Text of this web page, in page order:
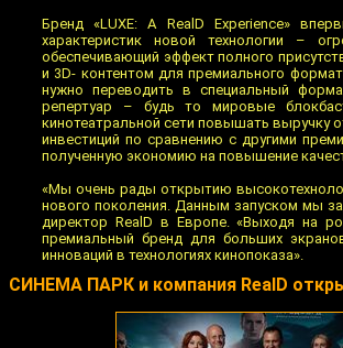
Бренд «LUXE: A RealD Experience»
характеристик новой технологии –
обеспечивающий эффект полного
и 3D- контентом для премиального
нужно переводить в специальный
репертуар – будь то мировые
кинотеатральной сети повышать выручку
инвестиций по сравнению с другими
полученную экономию на повышение
«Мы очень рады открытию
нового поколения. Данным запуском мы
директор RealD в Европе. «Выходя на
премиальный бренд для больших
инноваций в технологиях кинопоказа».
СИНЕМА ПАРК и компания RealD